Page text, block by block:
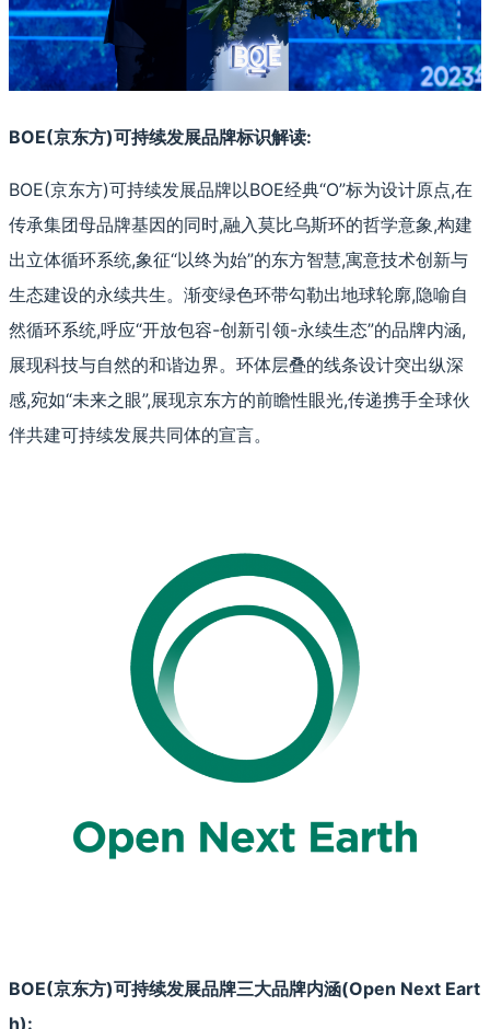
BOE(京东方)可持续发展品牌标识解读:
BOE(京东方)可持续发展品牌以BOE经典“O”标为设计原点,在
传承集团母品牌基因的同时,融入莫比乌斯环的哲学意象,构建
出立体循环系统,象征“以终为始”的东方智慧,寓意技术创新与
生态建设的永续共生。渐变绿色环带勾勒出地球轮廓,隐喻自
然循环系统,呼应“开放包容-创新引领-永续生态”的品牌内涵,
展现科技与自然的和谐边界。环体层叠的线条设计突出纵深
感,宛如“未来之眼”,展现京东方的前瞻性眼光,传递携手全球伙
伴共建可持续发展共同体的宣言。
BOE(京东方)可持续发展品牌三大品牌内涵(Open Next Eart
h):